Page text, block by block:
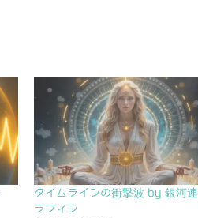
タイムラインの衝撃波 by 銀河
ラフィン